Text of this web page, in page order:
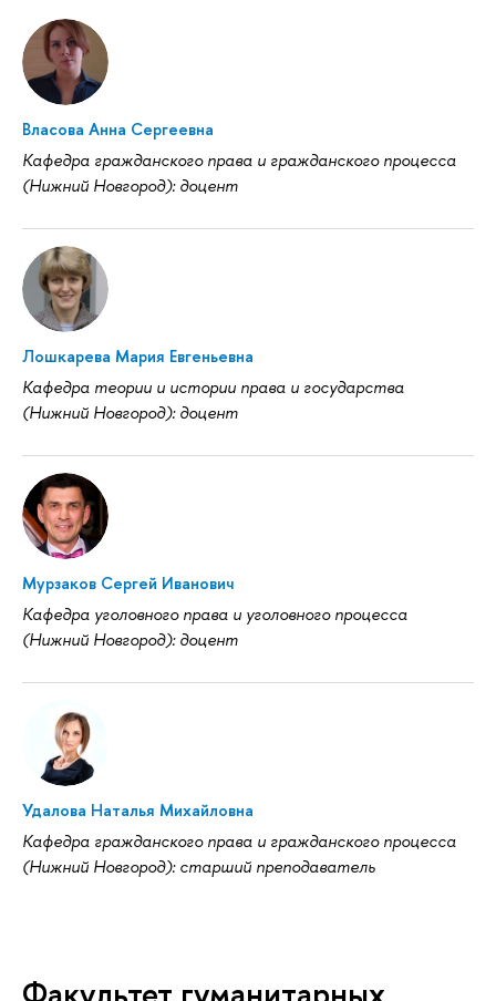
Власова Анна Сергеевна
Кафедра гражданского права и гражданского процесса
(Нижний Новгород): доцент
Лошкарева Мария Евгеньевна
Кафедра теории и истории права и государства
(Нижний Новгород): доцент
Мурзаков Сергей Иванович
Кафедра уголовного права и уголовного процесса
(Нижний Новгород): доцент
Удалова Наталья Михайловна
Кафедра гражданского права и гражданского процесса
(Нижний Новгород): старший преподаватель